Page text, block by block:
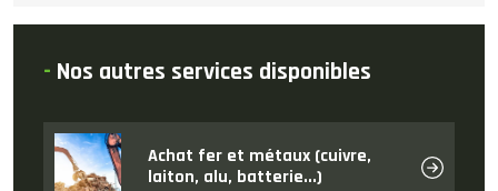
- Nos autres services disponibles
Achat fer et métaux (cuivre,
laiton, alu, batterie...)